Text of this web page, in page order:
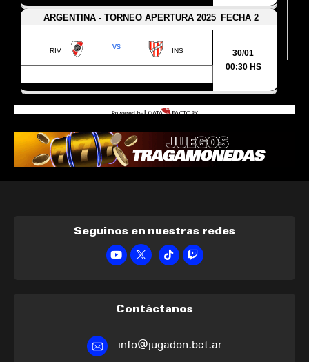
Seguinos en nuestras redes
Contáctanos
info@jugadon.bet.ar